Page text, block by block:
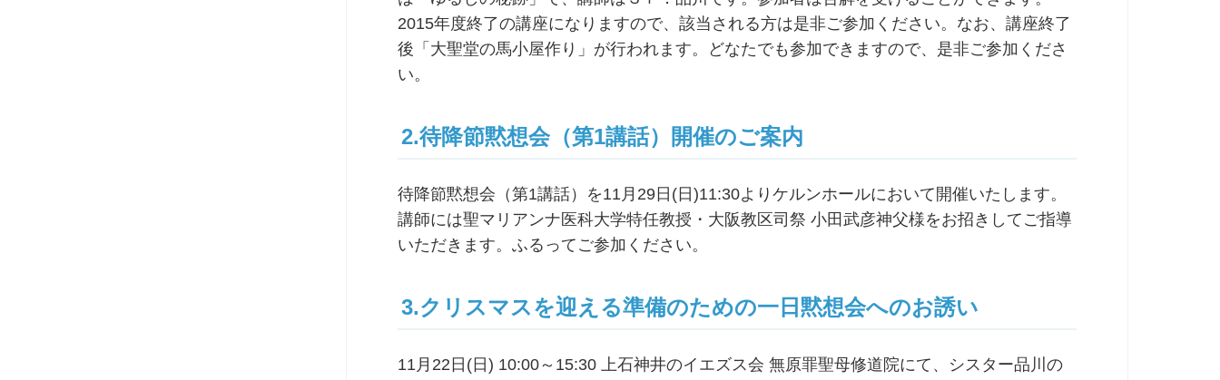
2015年度終了の講座になりますので、該当される方は是非ご参加ください。なお、講座終了
後「大聖堂の馬小屋作り」が行われます。どなたでも参加できますので、是非ご参加くださ
い。
2.待降節黙想会（第1講話）開催のご案内
待降節黙想会（第1講話）を11月29日(日)11:30よりケルンホールにおいて開催いたします。
講師には聖マリアンナ医科大学特任教授・大阪教区司祭 小田武彦神父様をお招きしてご指導
いただきます。ふるってご参加ください。
3.クリスマスを迎える準備のための一日黙想会へのお誘い
11月22日(日) 10:00～15:30 上石神井のイエズス会 無原罪聖母修道院にて、シスター品川の